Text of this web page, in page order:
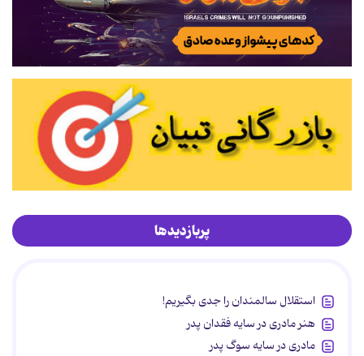
پربازدیدها
استقلال سالمندان را جدی بگیریم!
هنر مادری در سایه‌ فقدان پدر
مادری در سایه سوگ پدر